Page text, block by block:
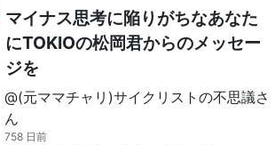
盤の方だけ聞いてみると、「実はやってい
ることが丸々自律訓練法の公式の内容」な
んです。 基本的に個人でやりやすいのは
第二公式までなのですが、必要に応じて、
こういった音声を適宜加工して自律訓練法
用の音声として楽しむのもいいかもしれま
せん。 もちろん、確実なのは「お医者様
マイナス思考に陥りがちなあなた
にTOKIOの松岡君からのメッセー
ジを
@(元ママチャリ)サイクリストの不思議さ
ん
758 日前